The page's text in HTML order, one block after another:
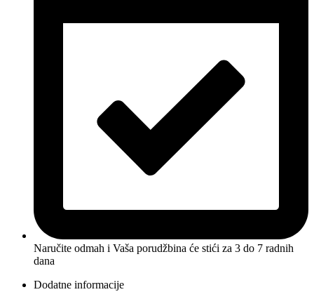
Naručite odmah i Vaša porudžbina će stići za 3 do 7 radnih
dana
Dodatne informacije